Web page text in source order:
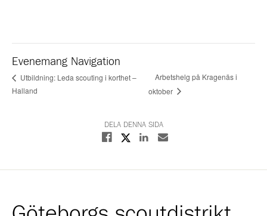
Evenemang Navigation
Utbildning: Leda scouting i korthet –
Halland
Arbetshelg på Kragenäs i
oktober
DELA DENNA SIDA
Dela på Facebook
Dela på XDela på Linkedin
Dela med E-post